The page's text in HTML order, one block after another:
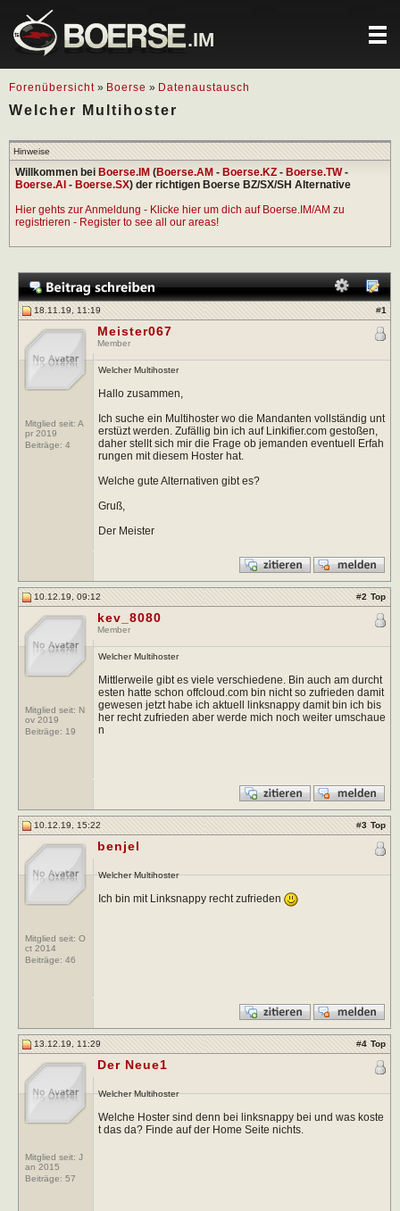
.IM
Forenübersicht » Boerse » Datenaustausch
Welcher Multihoster
Hinweise
Willkommen bei Boerse.IM (Boerse.AM - Boerse.KZ - Boerse.TW-
Boerse.AI - Boerse.SX) der richtigen Boerse BZ/SX/SH Alternative
Hier gehts zur Anmeldung - Klicke hier um dich auf Boerse.IM/AM zu
registrieren - Register to see all our areas!
18.11.19, 11:19 #1
Mitglied seit: A
pr 2019
Beiträge: 4
Meister067
Member
Welcher Multihoster
Hallo zusammen,
Ich suche ein Multihoster wo die Mandanten vollständig unt
erstüzt werden. Zufällig bin ich auf Linkifier.com gestoßen,
daher stellt sich mir die Frage ob jemanden eventuell Erfah
rungen mit diesem Hoster hat.
Welche gute Alternativen gibt es?
Gruß,
Der Meister
10.12.19, 09:12 #2 Top
Mitglied seit: N
ov 2019
Beiträge: 19
kev_8080
Member
Welcher Multihoster
Mittlerweile gibt es viele verschiedene. Bin auch am durcht
esten hatte schon offcloud.com bin nicht so zufrieden damit
gewesen jetzt habe ich aktuell linksnappy damit bin ich bis
her recht zufrieden aber werde mich noch weiter umschaue
n
10.12.19, 15:22 #3 Top
Mitglied seit: O
ct 2014
Beiträge: 46
benjel
Welcher Multihoster
Ich bin mit Linksnappy recht zufrieden
13.12.19, 11:29 #4 Top
Mitglied seit: J
an 2015
Beiträge: 57
Der Neue1
Welcher Multihoster
Welche Hoster sind denn bei linksnappy bei und was koste
t das da? Finde auf der Home Seite nichts.